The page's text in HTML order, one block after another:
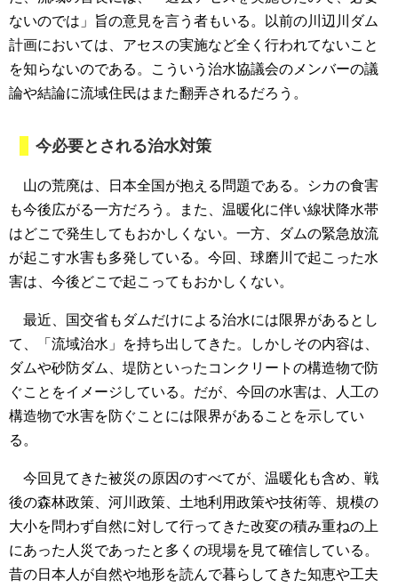
ないのでは」旨の意見を言う者もいる。以前の川辺川ダム
計画においては、アセスの実施など全く行われてないこと
を知らないのである。こういう治水協議会のメンバーの議
論や結論に流域住民はまた翻弄されるだろう。
今必要とされる治水対策
山の荒廃は、日本全国が抱える問題である。シカの食害
も今後広がる一方だろう。また、温暖化に伴い線状降水帯
はどこで発生してもおかしくない。一方、ダムの緊急放流
が起こす水害も多発している。今回、球磨川で起こった水
害は、今後どこで起こってもおかしくない。
最近、国交省もダムだけによる治水には限界があるとし
て、「流域治水」を持ち出してきた。しかしその内容は、
ダムや砂防ダム、堤防といったコンクリートの構造物で防
ぐことをイメージしている。だが、今回の水害は、人工の
構造物で水害を防ぐことには限界があることを示してい
る。
今回見てきた被災の原因のすべてが、温暖化も含め、戦
後の森林政策、河川政策、土地利用政策や技術等、規模の
大小を問わず自然に対して行ってきた改変の積み重ねの上
にあった人災であったと多くの現場を見て確信している。
昔の日本人が自然や地形を読んで暮らしてきた知恵や工夫